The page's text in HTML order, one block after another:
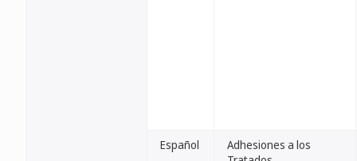
Español
Adhesiones a los